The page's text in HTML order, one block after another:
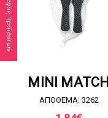
Κατάλογος προϊόντων
MINI MATCH
ΑΠΟΘΕΜΑ: 3262